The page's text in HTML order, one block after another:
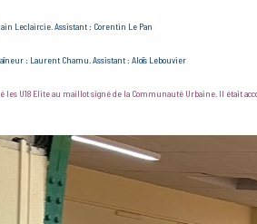
Leclaircie. Assistant : Corentin Le Pan
: Laurent Chamu. Assistant : Aloïs Lebouvier
U18 Elite au maillot signé de la Communauté Urbaine. Il était